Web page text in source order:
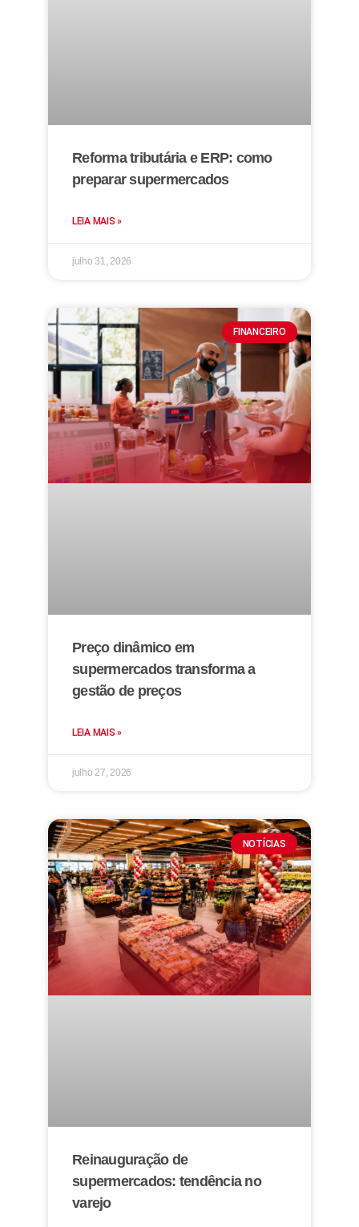
Reforma tributária e ERP: como
preparar supermercados
LEIA MAIS »
julho 31, 2026
FINANCEIRO
Preço dinâmico em
supermercados transforma a
gestão de preços
LEIA MAIS »
julho 27, 2026
NOTÍCIAS
Reinauguração de
supermercados: tendência no
varejo